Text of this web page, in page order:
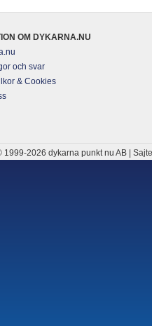
OM DYKARNA.NU
och svar
& Cookies
1999-2026 dykarna punkt nu AB |